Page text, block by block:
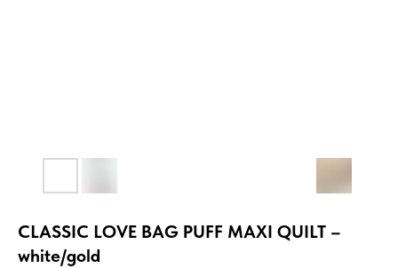
CLASSIC LOVE BAG PUFF MAXI QUILT –
white/gold